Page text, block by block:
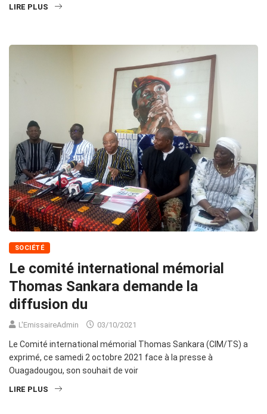
LIRE PLUS
SOCIÉTÉ
Le comité international mémorial
Thomas Sankara demande la
diffusion du
L'EmissaireAdmin 03/10/2021
Le Comité international mémorial Thomas Sankara (CIM/TS) a
exprimé, ce samedi 2 octobre 2021 face à la presse à
Ouagadougou, son souhait de voir
LIRE PLUS